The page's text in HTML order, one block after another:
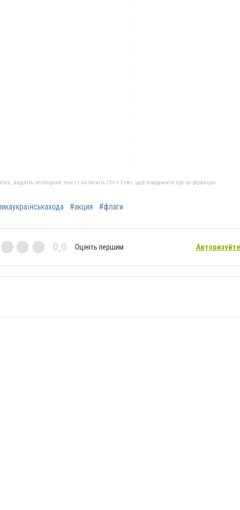
виділіть необхідний текст і натисніть Ctrl + Enter, щоб повідомити про це редакцію
#акция #флаги
0,0 Оцініть першим